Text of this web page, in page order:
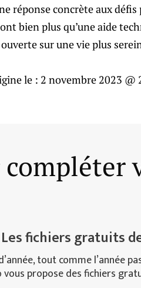
réponse concrète aux défis
bien plus qu’une aide
sur une vie plus
le : 2 novembre 2023 @
compléter
fichiers gratuits
tout comme l’année
vous propose des fichiers